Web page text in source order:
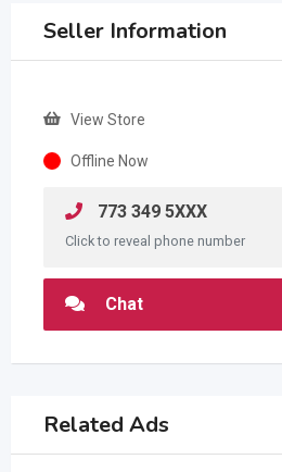
Seller Information
View Store
Offline Now
773 349 5XXX
Click to reveal phone number
Chat
Related Ads